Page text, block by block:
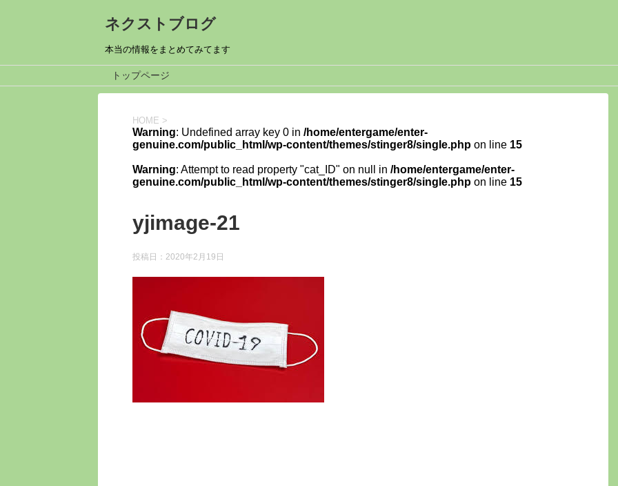
ネクストブログ
本当の情報をまとめてみてます
トップページ
HOME >
Warning: Undefined array key 0 in /home/entergame/enter-
genuine.com/public_html/wp-content/themes/stinger8/single.php on line 15
Warning: Attempt to read property "cat_ID" on null in /home/entergame/enter-
genuine.com/public_html/wp-content/themes/stinger8/single.php on line 15
yjimage-21
投稿日： 2020年2月19日